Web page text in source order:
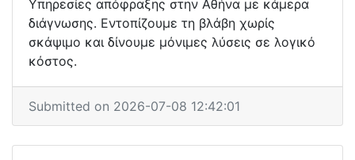
Υπηρεσίες απόφραξης στην Αθήνα με κάμερα
διάγνωσης. Εντοπίζουμε τη βλάβη χωρίς
σκάψιμο και δίνουμε μόνιμες λύσεις σε λογικό
κόστος.
Submitted on 2026-07-08 12:42:01